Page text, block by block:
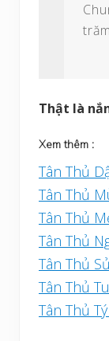
Thật là
Xem thêm :
Tân Thủ
Tân Thủ
Tân Thủ
Tân Thủ
Tân Thủ
Tân Thủ
Tân Thủ